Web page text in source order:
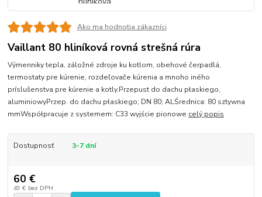
Ako ma hodnotia zákazníci
Vaillant 80 hliníková rovná strešná rúra
Výmenniky tepla, záložné zdroje ku kotlom, obehové čerpadlá,
termostaty pre kúrenie, rozdeľovače kúrenia a mnoho iného
príslušenstva pre kúrenie a kotly.Przepust do dachu płaskiego,
aluminiowyPrzep. do dachu płaskiego; DN 80; ALŚrednica: 80 sztywna
mmWspółpracuje z systemem: C33 wyjście pionowe celý popis
Dostupnosť 3-7 dní
60 €
49 € bez DPH